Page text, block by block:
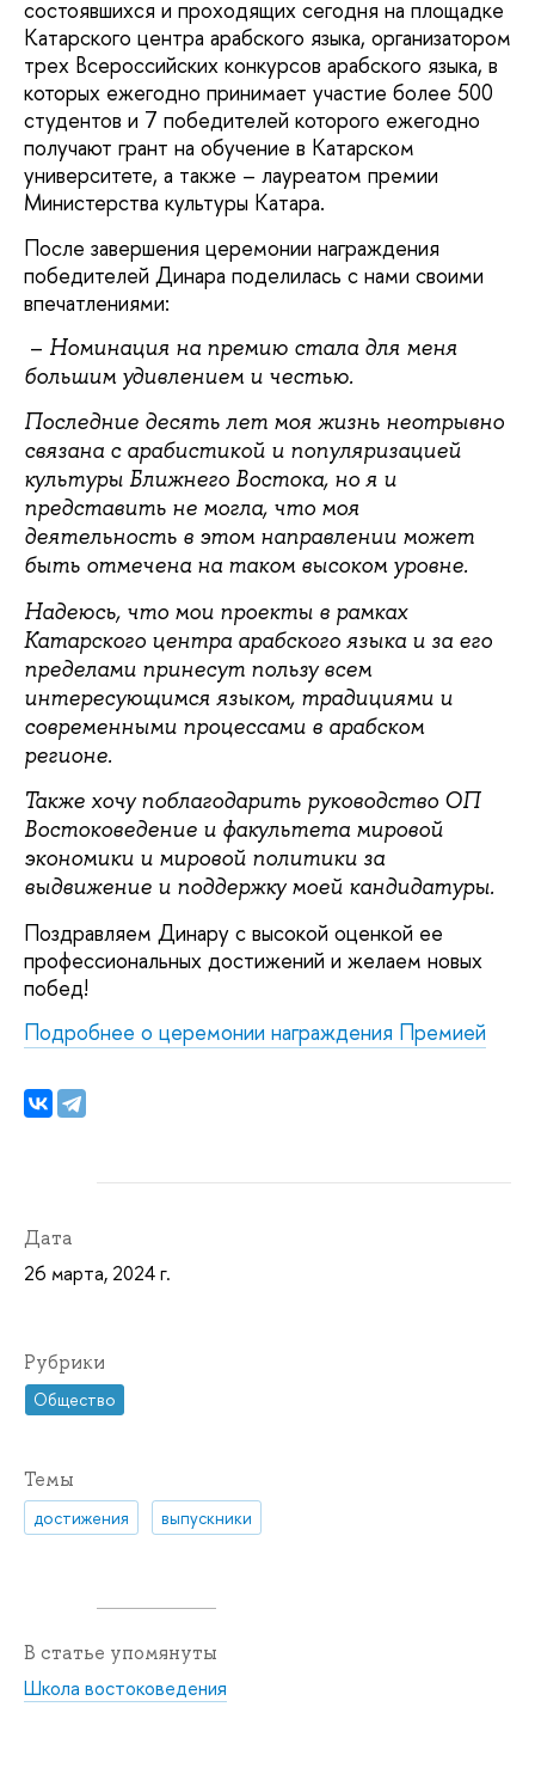
состоявшихся и проходящих сегодня на площадке
Катарского центра арабского языка, организатором
трех Всероссийских конкурсов арабского языка, в
которых ежегодно принимает участие более 500
студентов и 7 победителей которого ежегодно
получают грант на обучение в Катарском
университете, а также – лауреатом премии
Министерства культуры Катара.
После завершения церемонии награждения
победителей Динара поделилась с нами своими
впечатлениями:
– Номинация на премию стала для меня
большим удивлением и честью.
Последние десять лет моя жизнь неотрывно
связана с арабистикой и популяризацией
культуры Ближнего Востока, но я и
представить не могла, что моя
деятельность в этом направлении может
быть отмечена на таком высоком уровне.
Надеюсь, что мои проекты в рамках
Катарского центра арабского языка и за его
пределами принесут пользу всем
интересующимся языком, традициями и
современными процессами в арабском
регионе.
Также хочу поблагодарить руководство ОП
Востоковедение и факультета мировой
экономики и мировой политики за
выдвижение и поддержку моей кандидатуры.
Поздравляем Динару с высокой оценкой ее
профессиональных достижений и желаем новых
побед!
Подробнее о церемонии награждения Премией
Дата
26 марта, 2024 г.
Рубрики
Общество
Темы
достижения выпускники
В статье упомянуты
Школа востоковедения